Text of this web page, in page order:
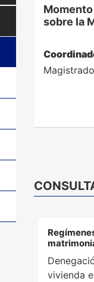
sobre la
vivienda